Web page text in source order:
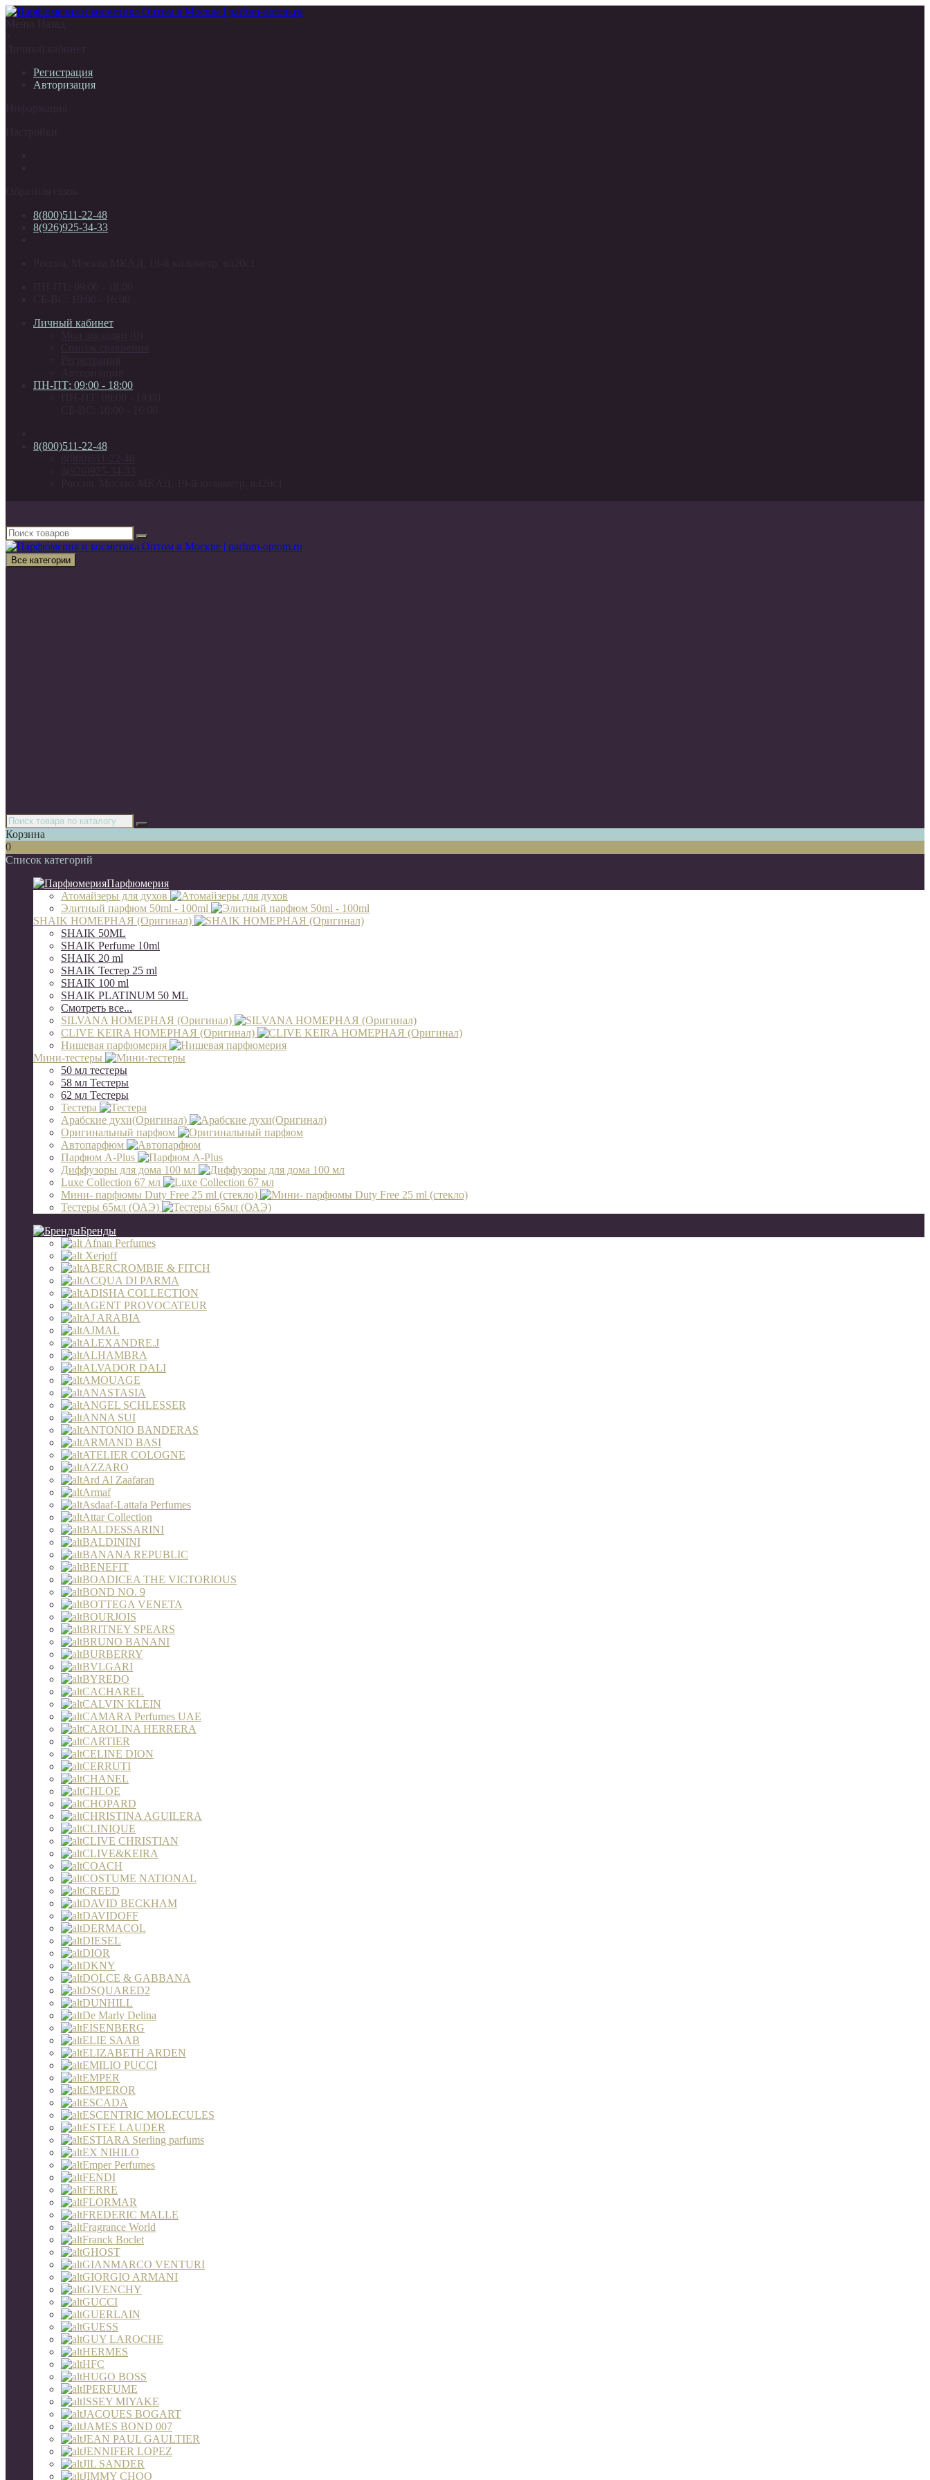
Регистрация
Авторизация
8(800)511-22-48
8(926)925-34-33
Личный кабинет
ПН-ПТ: 09:00 - 18:00
8(800)511-22-48
Все категории
Корзина
0
Список категорий
Парфюмерия
Атомайзеры для духов
Элитный парфюм 50ml - 100ml
SHAIK НОМЕРНАЯ (Оригинал)
SHAIK 50ML
SHAIK Perfume 10ml
SHAIK 20 ml
SHAIK Тестер 25 ml
SHAIK 100 ml
SHAIK PLATINUM 50 ML
Смотреть все...
SILVANA НОМЕРНАЯ (Оригинал)
CLIVE KEIRA НОМЕРНАЯ (Оригинал)
Нишевая парфюмерия
Мини-тестеры
50 мл тестеры
58 мл Тестеры
62 мл Тестеры
Тестера
Арабские духи(Оригинал)
Оригинальный парфюм
Автопарфюм
Парфюм A-Plus
Диффузоры для дома 100 мл
Luxe Collection 67 мл
Мини- парфюмы Duty Free 25 ml (стекло)
Тестеры 65мл (ОАЭ)
Бренды
Afnan Perfumes
Xerjoff
ABERCROMBIE & FITCH
ACQUA DI PARMA
ADISHA COLLECTION
AGENT PROVOCATEUR
AJ ARABIA
AJMAL
ALEXANDRE.J
ALHAMBRA
ALVADOR DALI
AMOUAGE
ANASTASIA
ANGEL SCHLESSER
ANNA SUI
ANTONIO BANDERAS
ARMAND BASI
ATELIER COLOGNE
AZZARO
Ard Al Zaafaran
Armaf
Asdaaf-Lattafa Perfumes
Attar Collection
BALDESSARINI
BALDININI
BANANA REPUBLIC
BENEFIT
BOADICEA THE VICTORIOUS
BOND NO. 9
BOTTEGA VENETA
BOURJOIS
BRITNEY SPEARS
BRUNO BANANI
BURBERRY
BVLGARI
BYREDO
CACHAREL
CALVIN KLEIN
CAMARA Perfumes UAE
CAROLINA HERRERA
CARTIER
CELINE DION
CERRUTI
CHANEL
CHLOE
CHOPARD
CHRISTINA AGUILERA
CLINIQUE
CLIVE CHRISTIAN
CLIVE&KEIRA
COACH
COSTUME NATIONAL
CREED
DAVID BECKHAM
DAVIDOFF
DERMACOL
DIESEL
DIOR
DKNY
DOLCE & GABBANA
DSQUARED2
DUNHILL
De Marly Delina
EISENBERG
ELIE SAAB
ELIZABETH ARDEN
EMILIO PUCCI
EMPER
EMPEROR
ESCADA
ESCENTRIC MOLECULES
ESTEE LAUDER
ESTIARA Sterling parfums
EX NIHILO
Emper Perfumes
FENDI
FERRE
FLORMAR
FREDERIC MALLE
Fragrance World
Franck Boclet
GHOST
GIANMARCO VENTURI
GIORGIO ARMANI
GIVENCHY
GUCCI
GUERLAIN
GUESS
GUY LAROCHE
HERMES
HFC
HUGO BOSS
IPERFUME
ISSEY MIYAKE
JACQUES BOGART
JAMES BOND 007
JEAN PAUL GAULTIER
JENNIFER LOPEZ
JIL SANDER
JIMMY CHOO